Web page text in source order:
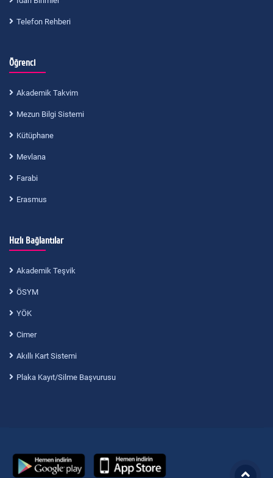
Telefon Rehberi
Öğrenci
Akademik Takvim
Mezun Bilgi Sistemi
Kütüphane
Mevlana
Farabi
Erasmus
Hızlı Bağlantılar
Akademik Teşvik
ÖSYM
YÖK
Cimer
Akıllı Kart Sistemi
Plaka Kayıt/Silme Başvurusu